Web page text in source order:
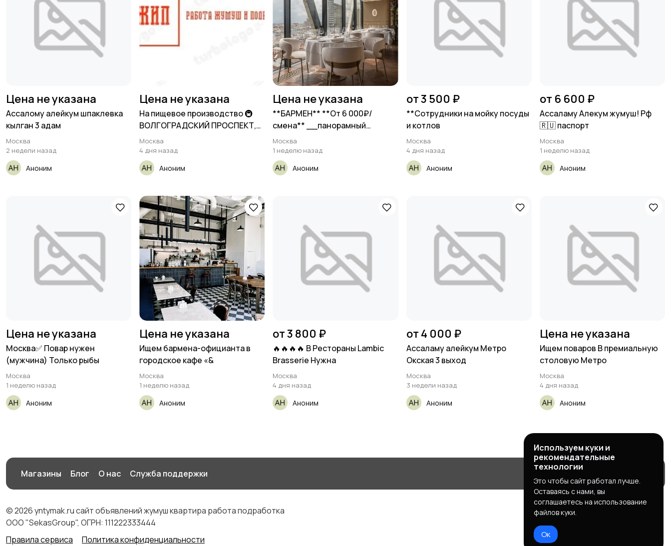
Цена не указана
Ассалому алейкум шпаклевка
кылган 3 адам
Москва
2 недели назад
Аноним
Цена не указана
На пищевое производство 🚇
ВОЛГОГРАДСКИЙ ПРОСПЕКТ,
ДУБРОВКА
Москва
4 дня назад
Аноним
Цена не указана
**БАРМЕН** **От 6 000₽/
смена** __панорамный
ресторан__
Москва
1 неделю назад
Аноним
от 3 500 ₽
**Сотрудники на мойку посуды
и котлов
Москва
4 дня назад
Аноним
от 6 600 ₽
Ассаламу Алекум жумуш! Рф
🇷🇺 паспорт
Москва
1 неделю назад
Аноним
Цена не указана
Москва✅ Повар нужен
(мужчина) Только рыбы
Москва
1 неделю назад
Аноним
Цена не указана
Ищем бармена-официанта в
городское кафе «&
Москва
1 неделю назад
Аноним
от 3 800 ₽
🔥🔥🔥🔥 В Рестораны Lambic
Brasserie Нужна
Москва
4 дня назад
Аноним
от 4 000 ₽
Ассаламу алейкум Метро
Окская 3 выход
Москва
3 недели назад
Аноним
Цена не указана
Ищем поваров В премиальную
столовую Метро
Москва
4 дня назад
Аноним
Магазины Блог О нас Служба поддержки
© 2026 yntymak.ru сайт объявлений жумуш квартира работа подработка
ООО "SekasGroup", ОГРН: 111222333444
Правила сервиса
Политика конфиденциальности
Используем куки и
рекомендательные
технологии
Это чтобы сайт работал лучше.
Оставаясь с нами, вы
соглашаетесь на использование
файлов куки.
Ок